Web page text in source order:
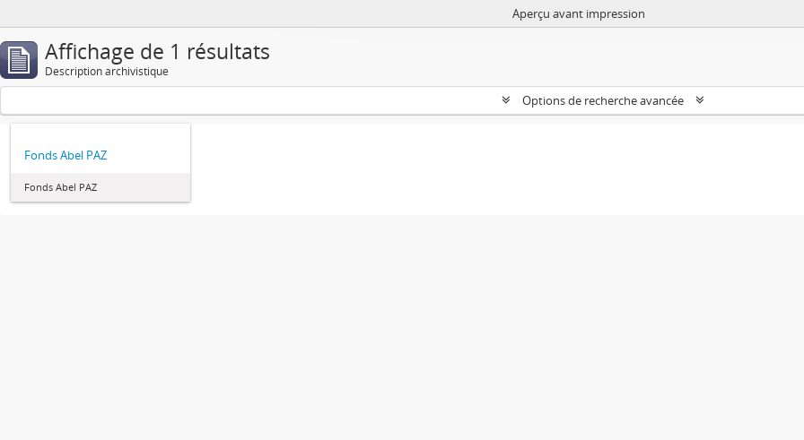
Aperçu avant impression
Affichage de 1 résultats
Description archivistique
Options de recherche avancée
Fonds Abel PAZ
Fonds Abel PAZ